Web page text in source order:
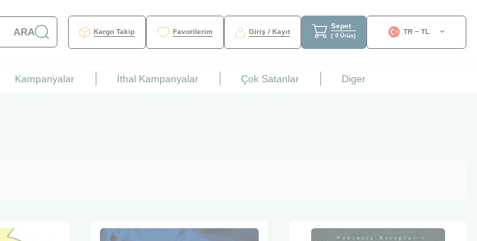
ARA Kargo Takip Favorilerim Giriş / Kayıt
Sepet
( 0 Ürün)
TR − TL
Kampanyalar İthal Kampanyalar Çok Satanlar Diger